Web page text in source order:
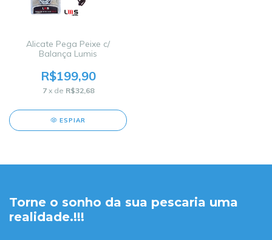
Alicate Pega Peixe c/
Balança Lumis
R$199,90
7 x de R$32,68
ESPIAR
Torne o sonho da sua pescaria uma
realidade.!!!